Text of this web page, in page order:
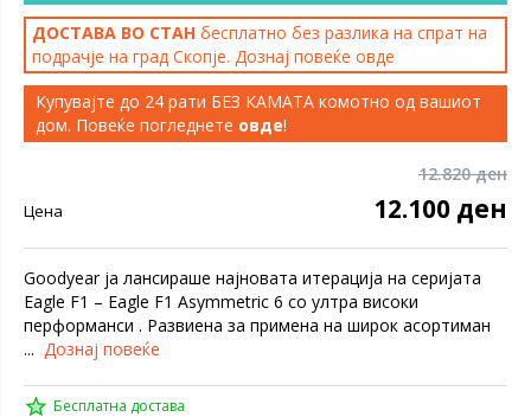
ДОСТАВА ВО СТАН бесплатно без разлика на спрат на
подрачје на град Скопје. Дознај повеќе овде
Купувајте до 24 рати БЕЗ КАМАТА комотно од вашиот
дом. Повеќе погледнете овде!
12.820 ден
Цена 12.100 ден
Goodyear ја лансираше најновата итерација на серијата
Eagle F1 – Eagle F1 Asymmetric 6 со ултра високи
перформанси . Развиена за примена на широк асортиман
... Дознај повеќе
Бесплатна достава